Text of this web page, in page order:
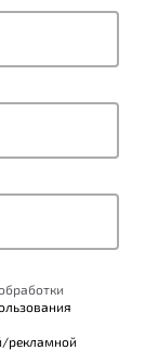
рекламной